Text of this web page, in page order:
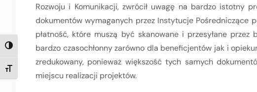
TOGGLE HIGH CONTRAST
TOGGLE FONT SIZE
Rozwoju i Komunikacji, zwrócił uwagę na bardzo istotny
dokumentów wymaganych przez Instytucje Pośredniczące
płatność, które muszą być skanowane i przesyłane
bardzo czasochłonny zarówno dla beneficjentów jak i
zredukowany, ponieważ większość tych samych
miejscu realizacji projektów.